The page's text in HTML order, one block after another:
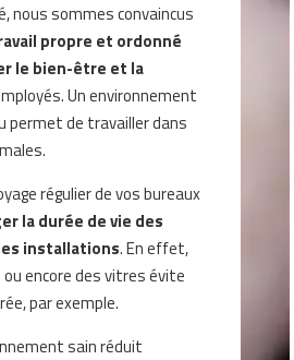
nous sommes convaincus
propre et ordonné
le bien-être et la
Un environnement
permet de travailler dans
régulier de vos bureaux
la durée de vie des
installations. En effet,
encore des vitres évite
par exemple.
sain réduit